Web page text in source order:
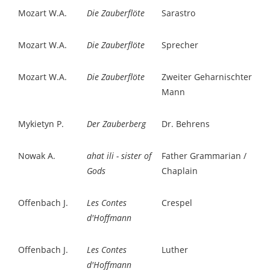
Mozart W.A. Die Zauberflöte Sarastro
Mozart W.A. Die Zauberflöte Sprecher
Mozart W.A. Die Zauberflöte
Zweiter Geharnischter
Mann
Mykietyn P. Der Zauberberg Dr. Behrens
Nowak A.
ahat ili - sister of
Gods
Father Grammarian /
Chaplain
Offenbach J.
Les Contes
d'Hoffmann
Crespel
Offenbach J.
Les Contes
d'Hoffmann
Luther